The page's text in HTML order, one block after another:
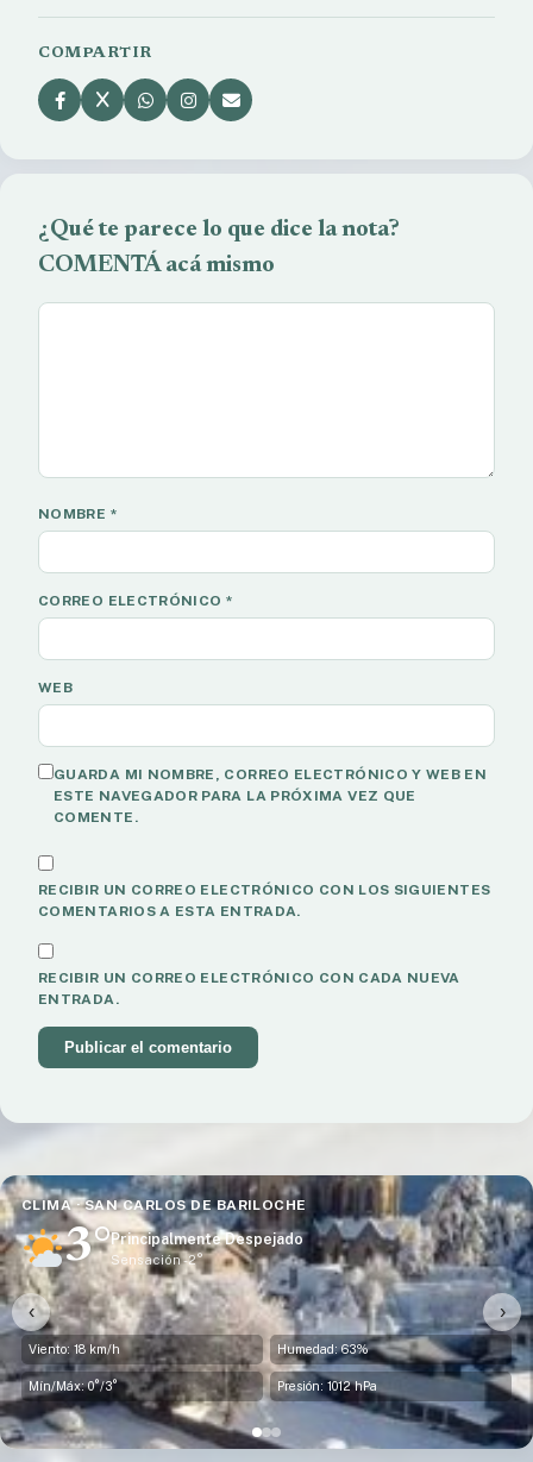
COMPARTIR
¿Qué te parece lo que dice la nota?
COMENTÁ acá mismo
NOMBRE *
CORREO ELECTRÓNICO *
WEB
GUARDA MI NOMBRE, CORREO ELECTRÓNICO Y WEB EN
ESTE NAVEGADOR PARA LA PRÓXIMA VEZ QUE
COMENTE.
RECIBIR UN CORREO ELECTRÓNICO CON LOS SIGUIENTES
COMENTARIOS A ESTA ENTRADA.
RECIBIR UN CORREO ELECTRÓNICO CON CADA NUEVA
ENTRADA.
BARILOCHE
Despejado
Humedad: 63%
Presión: 1012 hPa
CLIMA · CERRO
1°Sensación -
Viento: 11 km/h
Mín/Máx: -3°/1°
‹ ›